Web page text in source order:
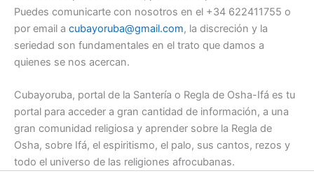
Puedes comunicarte con nosotros en el +34 622411755 o
por email a cubayoruba@gmail.com, la discreción y la
seriedad son fundamentales en el trato que damos a
quienes se nos acercan.
Cubayoruba, portal de la Santería o Regla de Osha-Ifá es tu
portal para acceder a gran cantidad de información, a una
gran comunidad religiosa y aprender sobre la Regla de
Osha, sobre Ifá, el espiritismo, el palo, sus cantos, rezos y
todo el universo de las religiones afrocubanas.